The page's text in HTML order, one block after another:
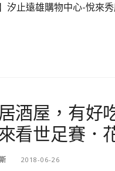
汐止遠雄購物中心-悅來
酒屋，有好
看世足賽．
2018-06-26